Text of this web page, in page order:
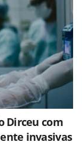
Dirceu com
invasivas